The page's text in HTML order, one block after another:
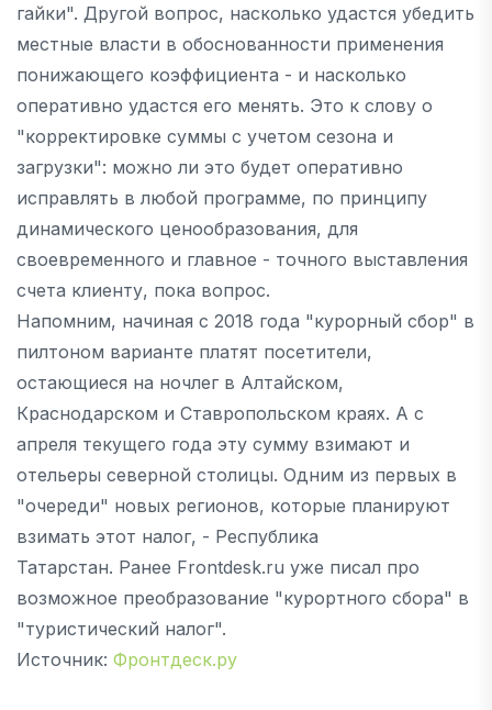
гайки". Другой вопрос, насколько удастся убедить
местные власти в обоснованности применения
понижающего коэффициента - и насколько
оперативно удастся его менять. Это к слову о
"корректировке суммы с учетом сезона и
загрузки": можно ли это будет оперативно
исправлять в любой программе, по принципу
динамического ценообразования, для
своевременного и главное - точного выставления
счета клиенту, пока вопрос.
Напомним, начиная с 2018 года "курорный сбор" в
пилтоном варианте платят посетители,
остающиеся на ночлег в Алтайском,
Краснодарском и Ставропольском краях. А с
апреля текущего года эту сумму взимают и
отельеры северной столицы. Одним из первых в
"очереди" новых регионов, которые планируют
взимать этот налог, - Республика
Татарстан. Ранее Frontdesk.ru уже писал про
возможное преобразование "курортного сбора" в
"туристический налог".
Источник: Фронтдеск.ру